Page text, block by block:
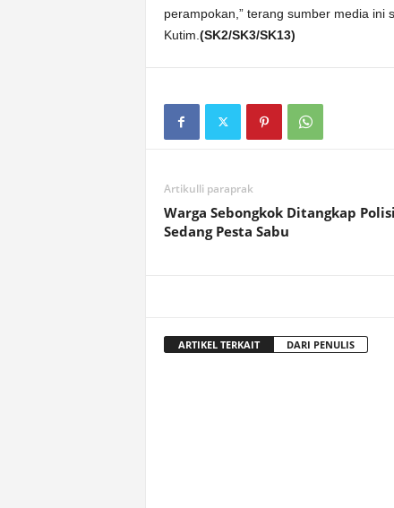
perampokan,” terang sumber media ini
Kutim. (SK2/SK3/SK13)
Artikulli paraprak
Warga Sebongkok Ditangkap Polisi
Sedang Pesta Sabu
ARTIKEL TERKAIT DARI PENULIS